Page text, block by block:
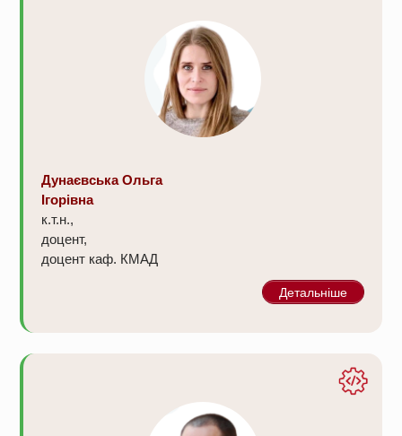
Дунаєвська Ольга
Ігорівна
к.т.н.,
доцент,
доцент каф. КМАД
Детальніше